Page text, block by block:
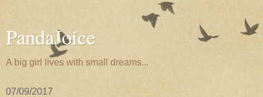
PandaJoice
A big girl lives with small dreams...
07/09/2017